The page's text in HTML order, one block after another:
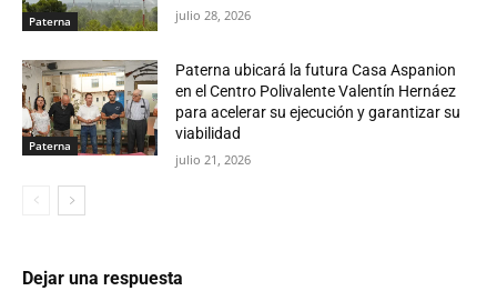
Paterna julio 28, 2026
Paterna
Paterna ubicará la futura Casa Aspanion
en el Centro Polivalente Valentín Hernáez
para acelerar su ejecución y garantizar su
viabilidad
julio 21, 2026
Dejar una respuesta